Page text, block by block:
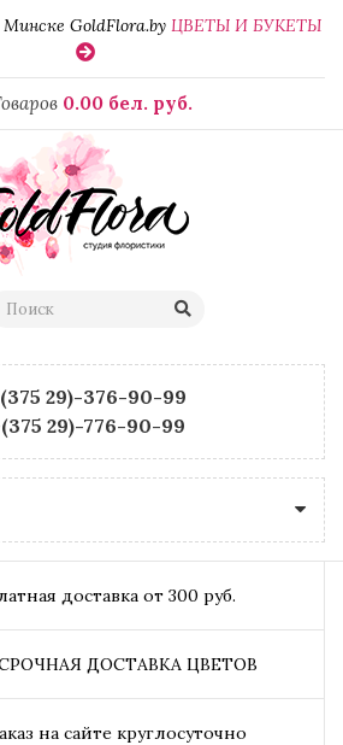
GoldFlora.by ЦВЕТЫ И БУКЕТЫ
0.00 бел. руб.
29)-376-90-99
29)-776-90-99
доставка от 300 руб.
СРОЧНАЯ ДОСТАВКА ЦВЕТОВ
на сайте круглосуточно